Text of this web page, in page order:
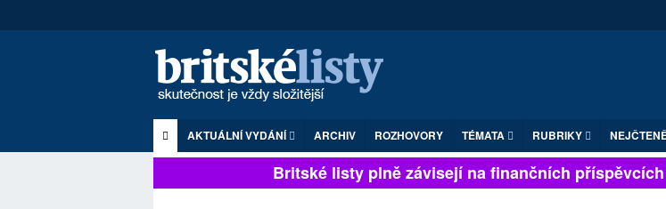
AKTUÁLNÍ VYDÁNÍ ARCHIV ROZHOVORY TÉMATA RUBRIKY
Britské listy plně závisejí na finančních příspěvcích